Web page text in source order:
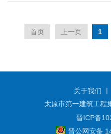
责组织技术…
首页 上一页 1
关于我们 |
太原市第一建筑工程
晋ICP备
晋公网安备